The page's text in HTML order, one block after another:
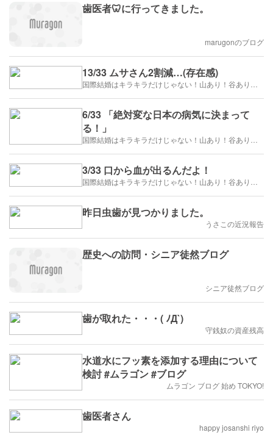
歯医者🦷に行ってきました。
marugonのブログ
13/33 ムサさん2割減…(存在感)
6/33 「絶対変な日本の病気に決まって
る！」
3/33 口から血が出るんだよ！
昨日虫歯が見つかりました。
うさこの近況報告
歴史への訪問・シニア徒然ブログ
シニア徒然ブログ
歯が取れた・・・( ﾉД`)
守銭奴の資産残高
水道水にフッ素を添加する理由について
検討 #ムラゴン #ブログ
ムラゴン ブログ 始め TOKYO!
歯医者さん
happy josanshi riyo